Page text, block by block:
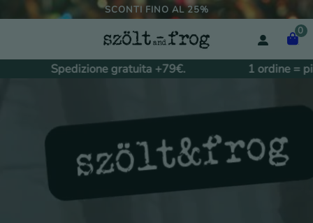
SCONTI FINO AL 25%
0
Spedizione gratuita +79€. 1 ordine